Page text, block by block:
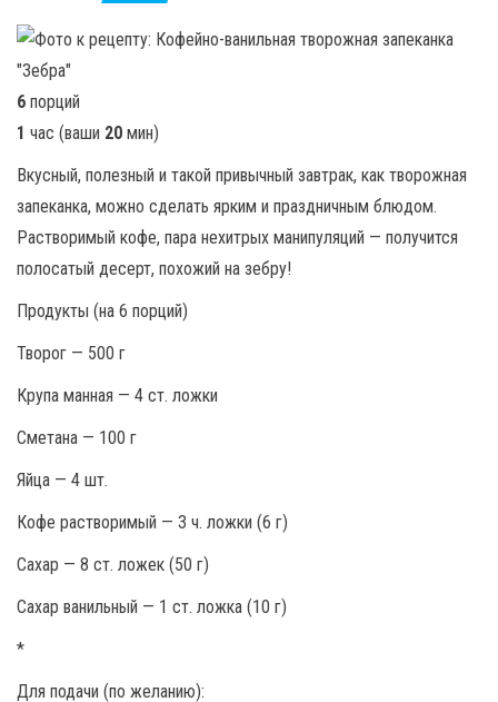
6 порций
1 час (ваши 20 мин)
Вкусный, полезный и такой привычный завтрак, как творожная
запеканка, можно сделать ярким и праздничным блюдом.
Растворимый кофе, пара нехитрых манипуляций — получится
полосатый десерт, похожий на зебру!
Продукты (на 6 порций)
Творог — 500 г
Крупа манная — 4 ст. ложки
Сметана — 100 г
Яйца — 4 шт.
Кофе растворимый — 3 ч. ложки (6 г)
Сахар — 8 ст. ложек (50 г)
Сахар ванильный — 1 ст. ложка (10 г)
*
Для подачи (по желанию):